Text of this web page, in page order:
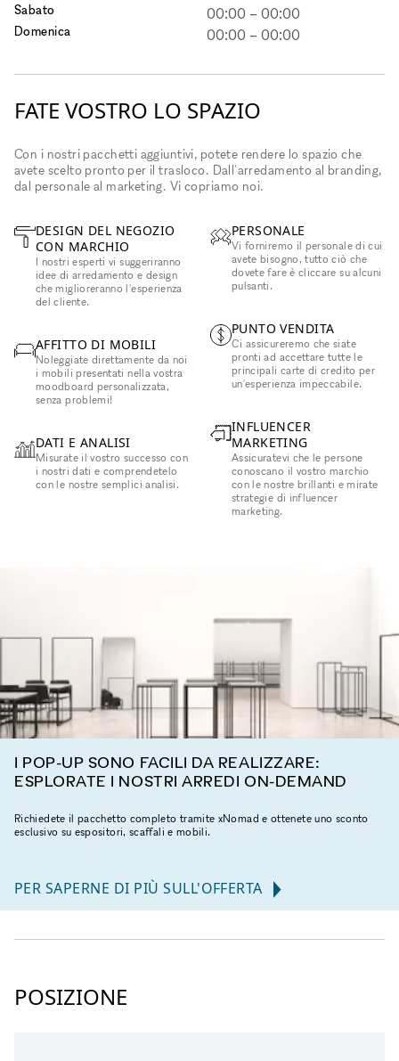
Sabato 00:00 – 00:00
Domenica 00:00 – 00:00
FATE VOSTRO LO SPAZIO
Con i nostri pacchetti aggiuntivi, potete rendere lo spazio che
avete scelto pronto per il trasloco. Dall'arredamento al branding,
dal personale al marketing. Vi copriamo noi.
DESIGN DEL NEGOZIO
CON MARCHIO
I nostri esperti vi suggeriranno
idee di arredamento e design
che miglioreranno l'esperienza
del cliente.
AFFITTO DI MOBILI
Noleggiate direttamente da noi
i mobili presentati nella vostra
moodboard personalizzata,
senza problemi!
DATI E ANALISI
Misurate il vostro successo con
i nostri dati e comprendetelo
con le nostre semplici analisi.
PERSONALE
Vi forniremo il personale di cui
avete bisogno, tutto ciò che
dovete fare è cliccare su alcuni
pulsanti.
PUNTO VENDITA
Ci assicureremo che siate
pronti ad accettare tutte le
principali carte di credito per
un'esperienza impeccabile.
INFLUENCER
MARKETING
Assicuratevi che le persone
conoscano il vostro marchio
con le nostre brillanti e mirate
strategie di influencer
marketing.
I POP-UP SONO FACILI DA REALIZZARE:
ESPLORATE I NOSTRI ARREDI ON-DEMAND
Richiedete il pacchetto completo tramite xNomad e ottenete uno sconto
esclusivo su espositori, scaffali e mobili.
PER SAPERNE DI PIÙ SULL'OFFERTA
POSIZIONE